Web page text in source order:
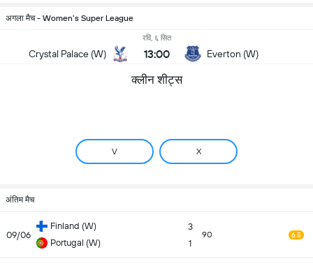
अगला मैच - Women’s Super League
Crystal Palace (W)
रवि, ६ सित
13:00 Everton (W)
क्लीन शीट्स
V X
अंतिम मैच
09/06
Finland (W)
Portugal (W)
3
1
90 6.5